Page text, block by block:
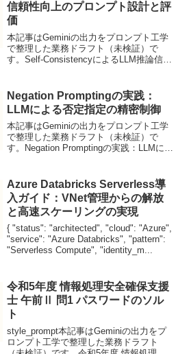
信頼性向上のプロンプト設計と評
価
本記事はGeminiの出力をプロンプト工学
で整理した業務ドラフト（未検証）で
す。Self-ConsistencyによるLLM推論信頼
た性能を発揮しますが、特に複雑な推...
Negation Promptingの実践：
LLMによる否定指定の精密制御
本記事はGeminiの出力をプロンプト工学
で整理した業務ドラフト（未検証）で
す。Negation Promptingの実践：LLMによ
「〜しない」といった否定指定（Ne...
Azure Databricks Serverless導
入ガイド：VNet管理からの解放
と高速スケーリングの実現
{ "status": "architected", "cloud": "Azure",
"service": "Azure Databricks", "pattern":
"Serverless Compute", "identity_m...
令和5年度 情報処理安全確保支援
士 午前Ⅱ 問1 パスワードのソル
ト
style_prompt本記事はGeminiの出力をプ
ロンプト工学で整理した業務ドラフト